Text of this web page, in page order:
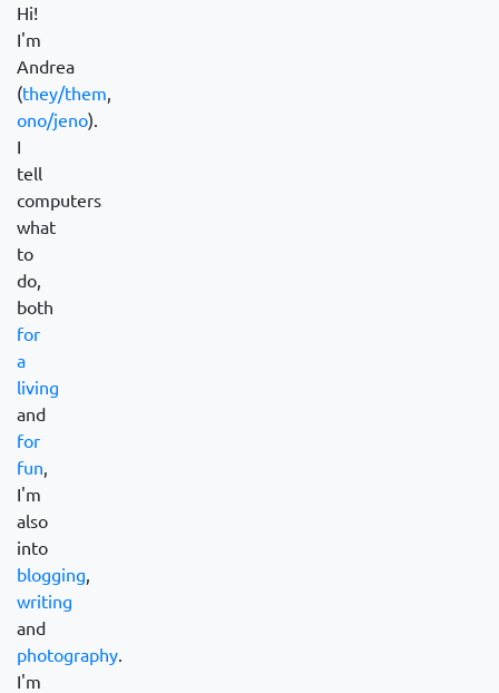
Hi!
I'm
Andrea
(they/them,
ono/jeno).
I
tell
computers
what
to
do,
both
for
a
living
and
for
fun,
I'm
also
into
blogging,
writing
and
photography.
I'm